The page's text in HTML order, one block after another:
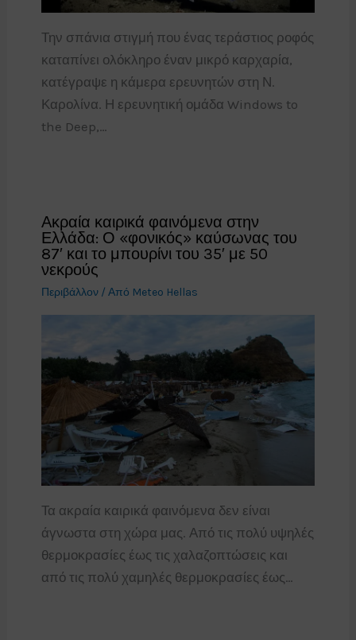
Την σπάνια στιγμή που ένας τεράστιος ροφός
καταπίνει ολόκληρο έναν μικρό καρχαρία,
κατέγραψε η κάμερα ερευνητών στη Ν.
Καρολίνα. Η ερευνητική ομάδα Windows to
the Deep,…
Ακραία καιρικά φαινόμενα στην
Ελλάδα: Ο «φονικός» καύσωνας του
87′ και το μπουρίνι του 35′ με 50
νεκρούς
Περιβάλλον/ Από Meteo Hellas
Τα ακραία καιρικά φαινόμενα δεν είναι
άγνωστα στη χώρα μας. Από τις πολύ υψηλές
θερμοκρασίες έως τις χαλαζοπτώσεις και
από τις πολύ χαμηλές θερμοκρασίες έως…